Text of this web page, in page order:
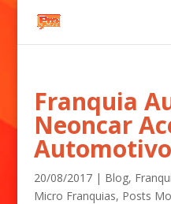
Franquia
Neoncar
20/08/2017| Blog,
Micro Franquias, Posts